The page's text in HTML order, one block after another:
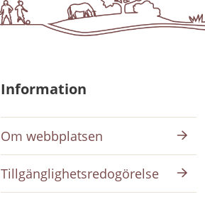
Information
Om webbplatsen
Tillgänglighetsredogörelse